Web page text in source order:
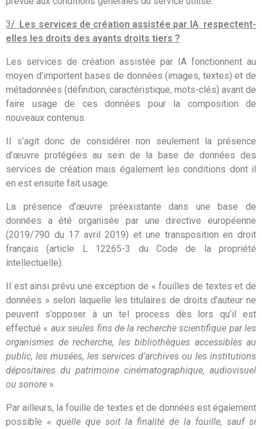
3/ Les services de création assistée par IA respectent-
elles les droits des ayants droits tiers ?
Les services de création assistée par IA fonctionnent au
moyen d’importent bases de données (images, textes) et de
métadonnées (définition, caractéristique, mots-clés) avant de
faire usage de ces données pour la composition de
nouveaux contenus.
Il s’agit donc de considérer non seulement la présence
d’œuvre protégées au sein de la base de données des
services de création mais également les conditions dont il
en est ensuite fait usage.
La présence d’œuvre préexistante dans une base de
données a été organisée par une directive européenne
(2019/790 du 17 avril 2019) et une transposition en droit
français (article L 12265-3 du Code de la propriété
intellectuelle).
Il est ainsi prévu une exception de « fouilles de textes et de
données » selon laquelle les titulaires de droits d’auteur ne
peuvent s’opposer à un tel process dès lors qu’il est
effectué « aux seules fins de la recherche scientifique par les
organismes de recherche, les bibliothèques accessibles au
public, les musées, les services d’archives ou les institutions
dépositaires du patrimoine cinématographique, audiovisuel
ou sonore ».
Par ailleurs, la fouille de textes et de données est également
possible « quelle que soit la finalité de la fouille, sauf si